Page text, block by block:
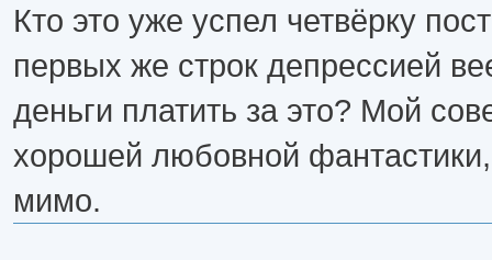
Кто это уже успел четвёрку
первых же строк депрессией
деньги платить за это? Мой
хорошей любовной
мимо.